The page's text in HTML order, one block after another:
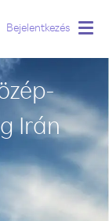
Bejelentkezés
Irán